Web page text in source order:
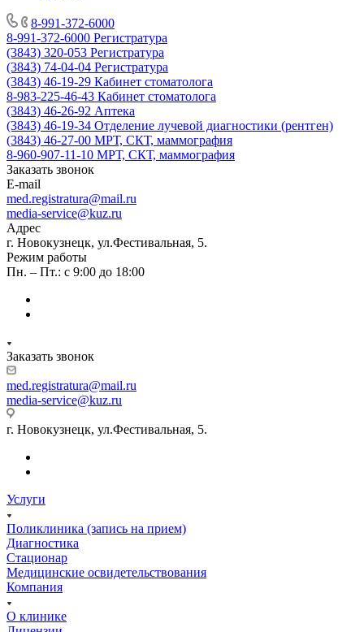
8-991-372-6000
8-991-372-6000 Регистратура
(3843) 320-053 Регистратура
(3843) 74-04-04 Регистратура
(3843) 46-19-29 Кабинет стоматолога
8-983-225-46-43 Кабинет стоматолога
(3843) 46-26-92 Аптека
(3843) 46-19-34 Отделение лучевой диагностики (рентген)
(3843) 46-27-00 МРТ, СКТ, маммография
8-960-907-11-10 МРТ, СКТ, маммография
Заказать звонок
E-mail
med.registratura@mail.ru
media-service@kuz.ru
Адрес
г. Новокузнецк, ул.Фестивальная, 5.
Режим работы
Пн. – Пт.: с 9:00 до 18:00
Заказать звонок
med.registratura@mail.ru
media-service@kuz.ru
г. Новокузнецк, ул.Фестивальная, 5.
Услуги
Поликлиника (запись на прием)
Диагностика
Стационар
Медицинские освидетельствования
Компания
О клинике